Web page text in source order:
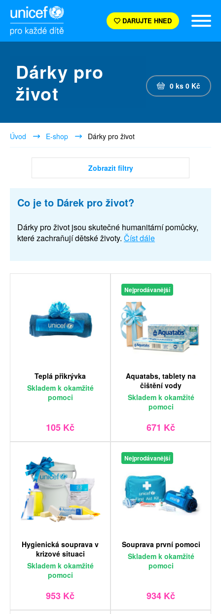
DARUJTE HNED
Dárky pro
život
0 ks 0 Kč
Úvod E-shop Dárky pro život
Zobrazit filtry
Co je to Dárek pro život?
Dárky pro život jsou skutečné humanitární pomůcky,
které zachraňují dětské životy. Číst dále
Teplá přikrývka
Skladem k okamžité
pomoci
105 Kč
Nejprodávanější
Aquatabs, tablety na
čištění vody
Skladem k okamžité
pomoci
671 Kč
Hygienická souprava v
krizové situaci
Skladem k okamžité
pomoci
953 Kč
Nejprodávanější
Souprava první pomoci
Skladem k okamžité
pomoci
934 Kč